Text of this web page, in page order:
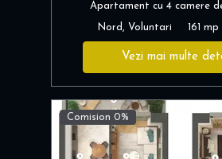
Apartament cu 4 camere
Nord, Voluntari 161 mp
Vezi mai multe
Comision 0%